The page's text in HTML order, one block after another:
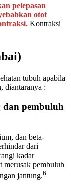
pelepasan
otot
Kontraksi
tubuh apabila
diantaranya :
pembuluh
dan beta-
dari
kadar
merusak pembuluh
jantung.6